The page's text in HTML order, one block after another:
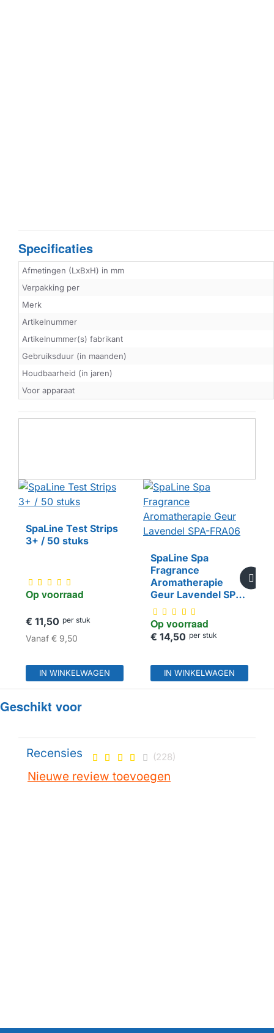
Specificaties
Afmetingen (LxBxH) in mm
Verpakking per
Merk
Artikelnummer
Artikelnummer(s) fabrikant
Gebruiksduur (in maanden)
Houdbaarheid (in jaren)
Voor apparaat
Op voorraad
SpaLine Test Strips
3+ / 50 stuks
€ 11,50 per stuk
Vanaf € 9,50
IN WINKELWAGEN
Op voorraad
SpaLine Spa
Fragrance
Aromatherapie
Geur Lavendel SPA-
FRA06
€ 14,50 per stuk
IN WINKELWAGEN
Geschikt voor
Recensies (228)
Nieuwe review toevoegen